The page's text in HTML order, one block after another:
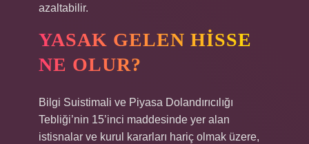
azaltabilir.
YASAK GELEN HISSE
NE OLUR?
Bilgi Suistimali ve Piyasa Dolandırıcılığı
Tebliği’nin 15’inci maddesinde yer alan
istisnalar ve kurul kararları hariç olmak üzere,